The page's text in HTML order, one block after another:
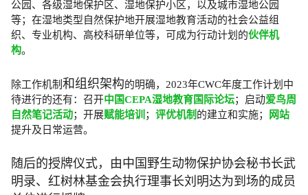
公园、各级湿地保护区、湿地保护小区，以及城市湿地公园
等；在湿地类型自然保护地开展湿地教育活动的社会公益组
织、专业机构、高校科研单位等，可成为行动计划的伙伴机
构。
除工作机制和组织架构的明确，2023年CWC年度工作计划中
待进行的还有：召开中国CEPA湿地教育国际论坛；启动爱鸟周
自然笔记活动；开展赋能培训 ； 评优机制 的建立和实施；
网站
提升及日常运营。
随后的授牌仪式，由中国野生动物保护协会秘书长武
明录、红树林基金会执行理事长刘明达为到场的成员